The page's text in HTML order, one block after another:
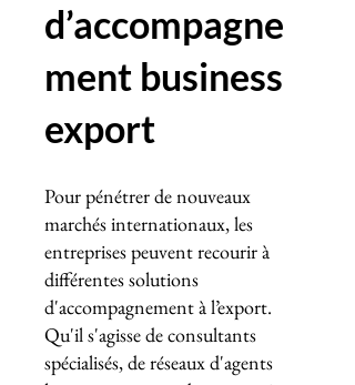
d’accompagne
ment business
export
Pour pénétrer de nouveaux
marchés internationaux, les
entreprises peuvent recourir à
différentes solutions
d'accompagnement à l’export.
Qu'il s'agisse de consultants
spécialisés, de réseaux d'agents